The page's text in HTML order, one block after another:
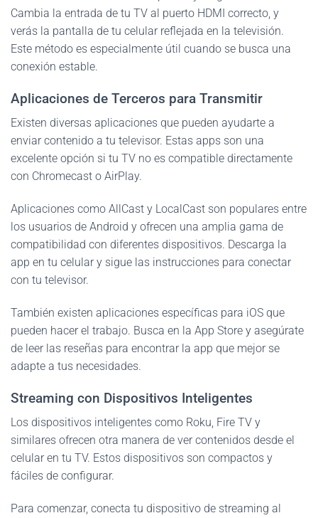
Cambia la entrada de tu TV al puerto HDMI correcto, y
verás la pantalla de tu celular reflejada en la televisión.
Este método es especialmente útil cuando se busca una
conexión estable.
Aplicaciones de Terceros para Transmitir
Existen diversas aplicaciones que pueden ayudarte a
enviar contenido a tu televisor. Estas apps son una
excelente opción si tu TV no es compatible directamente
con Chromecast o AirPlay.
Aplicaciones como AllCast y LocalCast son populares entre
los usuarios de Android y ofrecen una amplia gama de
compatibilidad con diferentes dispositivos. Descarga la
app en tu celular y sigue las instrucciones para conectar
con tu televisor.
También existen aplicaciones específicas para iOS que
pueden hacer el trabajo. Busca en la App Store y asegúrate
de leer las reseñas para encontrar la app que mejor se
adapte a tus necesidades.
Streaming con Dispositivos Inteligentes
Los dispositivos inteligentes como Roku, Fire TV y
similares ofrecen otra manera de ver contenidos desde el
celular en tu TV. Estos dispositivos son compactos y
fáciles de configurar.
Para comenzar, conecta tu dispositivo de streaming al